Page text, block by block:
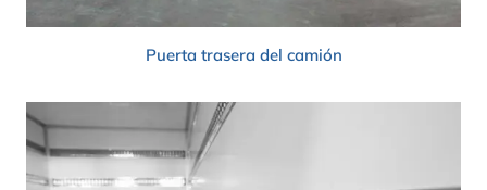
Puerta trasera del camión